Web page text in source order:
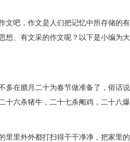
文吧，作文是人们把记忆中所存储的
想、有文采的作文呢？以下是小编为
多在腊月二十为春节做准备了，俗话
十六杀猪牛，二十七杀阉鸡，二十八
里里外外都打扫得干干净净，把家里